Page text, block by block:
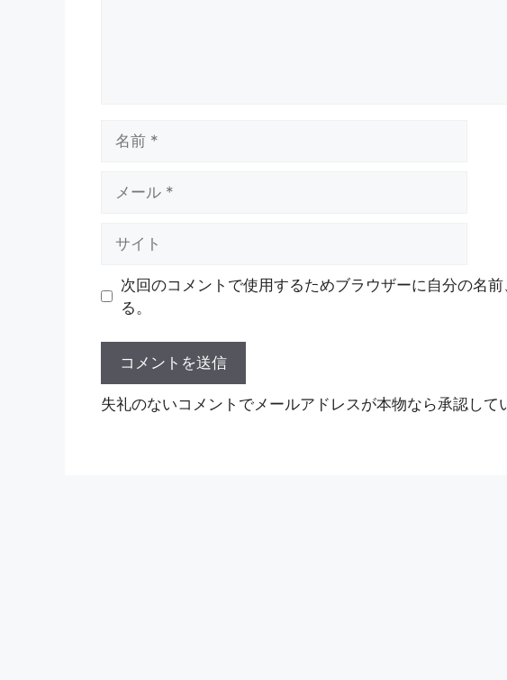
次回のコメントで使用するためブラウザーに自分の名
る。
失礼のないコメントでメールアドレスが本物なら承認して